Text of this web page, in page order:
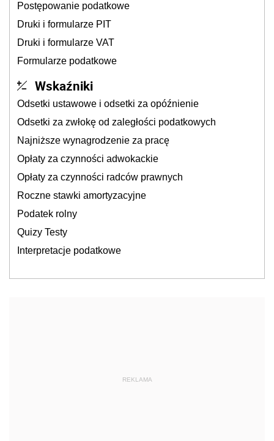
Postępowanie podatkowe
Druki i formularze PIT
Druki i formularze VAT
Formularze podatkowe
Wskaźniki
Odsetki ustawowe i odsetki za opóźnienie
Odsetki za zwłokę od zaległości podatkowych
Najniższe wynagrodzenie za pracę
Opłaty za czynności adwokackie
Opłaty za czynności radców prawnych
Roczne stawki amortyzacyjne
Podatek rolny
Quizy Testy
Interpretacje podatkowe
REKLAMA